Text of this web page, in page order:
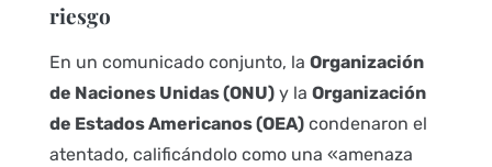
riesgo
En un comunicado conjunto, la Organización
de Naciones Unidas (ONU)y la Organización
de Estados Americanos (OEA)condenaron el
atentado, calificándolo como una «amenaza